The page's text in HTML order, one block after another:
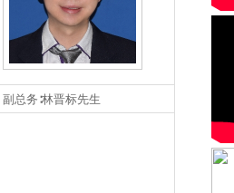
副总务∶林晋标先生